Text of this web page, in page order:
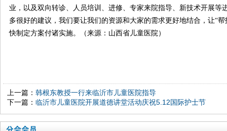
业，以及双向转诊、人员培训、进修、专家来院指导、新技术开展等
多很好的建议，我们要让我们的资源和大家的需求更好地结合，让“
快制定方案付诸实施。（来源：山西省儿童医院）
上一篇： 韩根东教授一行来临沂市儿童医院指导
下一篇： 临沂市儿童医院开展道德讲堂活动庆祝5.12国际护士节